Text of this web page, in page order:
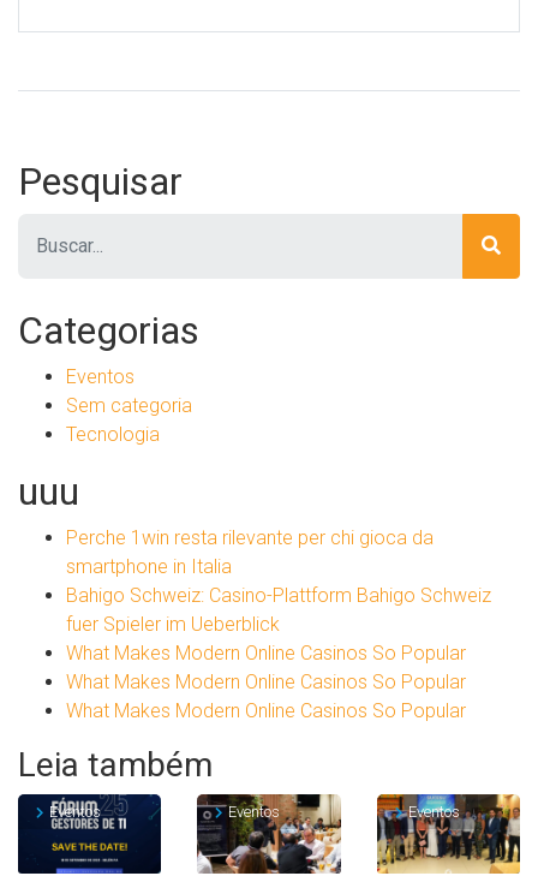
Pesquisar
Categorias
Eventos
Sem categoria
Tecnologia
uuu
Perche 1win resta rilevante per chi gioca da
smartphone in Italia
Bahigo Schweiz: Casino-Plattform Bahigo Schweiz
fuer Spieler im Ueberblick
What Makes Modern Online Casinos So Popular
What Makes Modern Online Casinos So Popular
What Makes Modern Online Casinos So Popular
Leia também
Eventos Eventos Eventos